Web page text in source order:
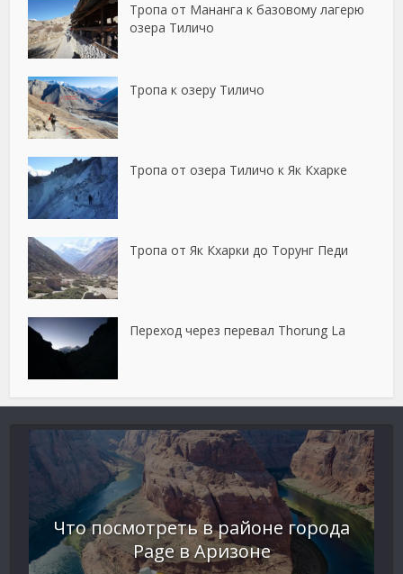
Тропа от Мананга к базовому лагерю
озера Тиличо
Тропа к озеру Тиличо
Тропа от озера Тиличо к Як Кхарке
Тропа от Як Кхарки до Торунг Педи
Переход через перевал Thorung La
Что посмотреть в районе города
Page в Аризоне